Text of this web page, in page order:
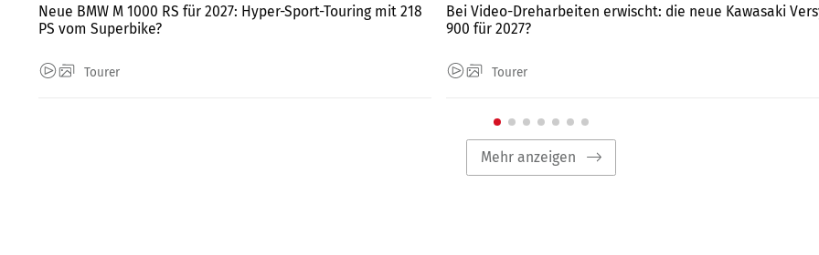
Neue BMW M 1000 RS für 2027: Hyper-Sport-Touring mit 218
PS vom Superbike?
Tourer
Bei Video-Dreharbeiten erwischt: die neue Kawasaki
900 für 2027?
Tourer
Mehr anzeigen